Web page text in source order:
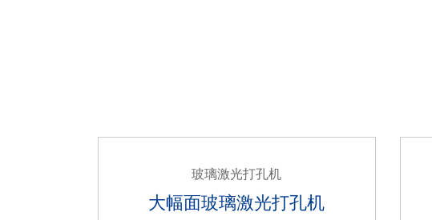
玻璃激光打孔机
大幅面玻璃激光打孔机